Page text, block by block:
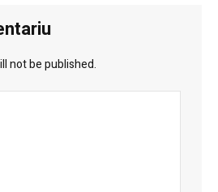
not be published.